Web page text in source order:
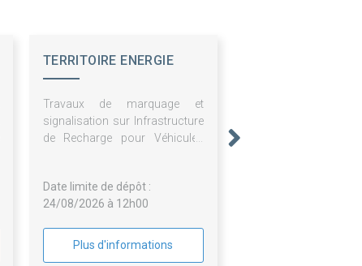
TERRITOIRE ENERGIE
Travaux de marquage et
signalisation sur Infrastructure
de Recharge pour Véhicules
Date limite de dépôt :
24/08/2026 à 12h00
Plus d'informations